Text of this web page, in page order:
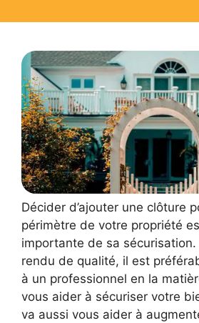
Décider d’ajouter une clôture
périmètre de votre propriété
importante de sa sécurisation.
rendu de qualité, il est
à un professionnel en la
vous aider à sécuriser votre
va aussi vous aider à